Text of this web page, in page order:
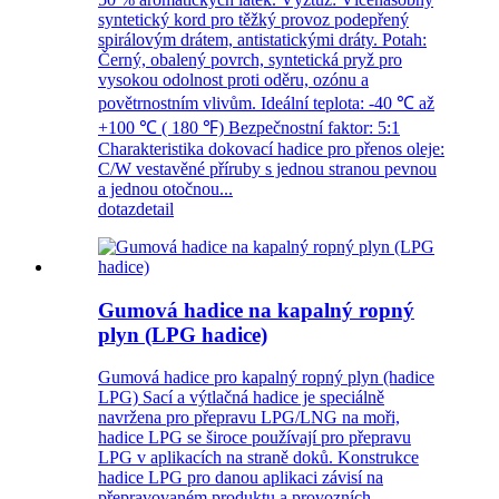
syntetický kord pro těžký provoz podepřený
spirálovým drátem, antistatickými dráty. Potah:
Černý, obalený povrch, syntetická pryž pro
vysokou odolnost proti oděru, ozónu a
povětrnostním vlivům. Ideální teplota: -40 ℃ až
+100 ℃ ( 180 ℉) Bezpečnostní faktor: 5:1
Charakteristika dokovací hadice pro přenos oleje:
C/W vestavěné příruby s jednou stranou pevnou
a jednou otočnou...
dotazdetail
Gumová hadice na kapalný ropný
plyn (LPG hadice)
Gumová hadice pro kapalný ropný plyn (hadice
LPG) Sací a výtlačná hadice je speciálně
navržena pro přepravu LPG/LNG na moři,
hadice LPG se široce používají pro přepravu
LPG v aplikacích na straně doků. Konstrukce
hadice LPG pro danou aplikaci závisí na